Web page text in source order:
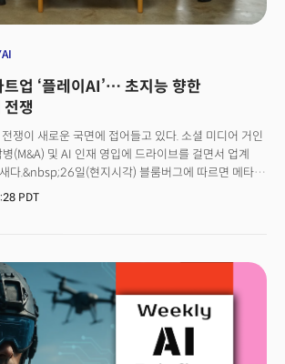
트업 ‘플레이AI’… 초지능 향한
쟁
쟁이 새로운 국면에 접어들고 있다. 소셜 미디어 거인
(M&A) 및 AI 인재 영입에 드라이브를 걸면서 업계
다.&nbsp;26일(현지시각) 블룸버그에 따르면 메타는
게 복제하고 생성하는 기술을 보유한 AI 스타트업
링(Acqui-hiring)’ 형태가 될 것이란 관측이 나온다.
보는 아직 확인되지 않았으며 막바지 조율 단계에
이번 인수 논의는 마크 저커버그 메타 CEO가 직접
일부로 해석된다. 최근 몇 년간 오픈AI와 구글 등
서 뒤처졌다는 평가를 받아온 메타가 인재 확보를
목표를 수립, 전방위적인 공세를 펼치고 있는 것이다.
PDT